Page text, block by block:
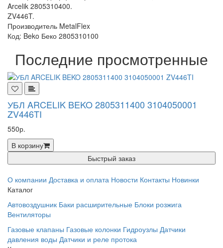
Arcelik 2805310400.
ZV446T.
Производитель MetalFlex
Код: Beko Беко 2805310100
Последние просмотренные
УБЛ ARCELIK BEKO 2805311400 3104050001
ZV446TI
550р.
В корзину
Быстрый заказ
О компании Доставка и оплата Новости Контакты Новинки
Каталог
Автовоздушник Баки расширительные Блоки розжига
Вентиляторы
Газовые клапаны Газовые колонки Гидроузлы Датчики
давления воды Датчики и реле протока